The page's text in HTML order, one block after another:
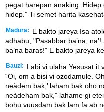
pegat harepan anaking.
hidep.” Ti semet harita
Madura:
E bakto jareya Isa
adhabu, "Pasabbar ba’na,
ba’na baras!" E bakto jareya
Bauzi:
Labi vi ulaha Yesusat it
“Oi, om a bisi vi ozodamule.
neàdem bak,’ laham bak oho
neàdeham bak,” lahame gi
bohu vuusdam bak lam fa ab